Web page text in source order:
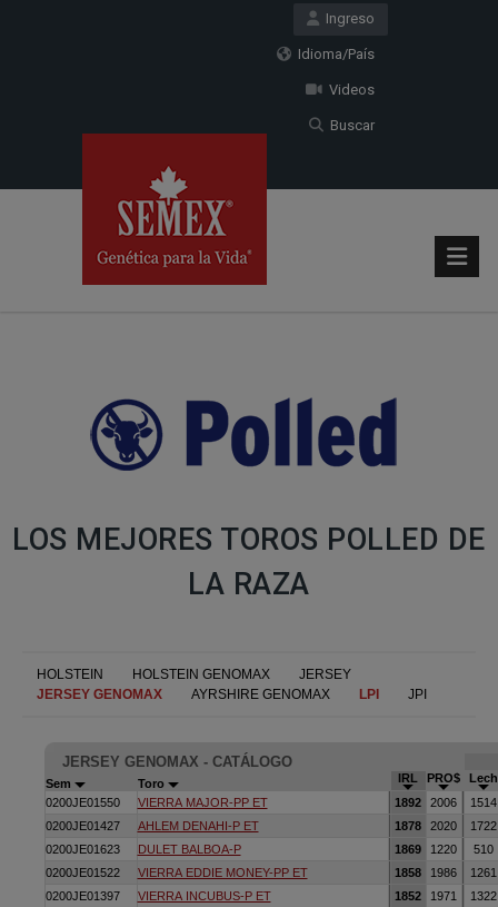
Ingreso
Idioma/País
Videos
Buscar
LOS MEJORES TOROS POLLED DE
LA RAZA